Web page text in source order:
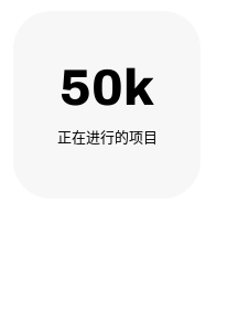
50 k
正在进行的项目